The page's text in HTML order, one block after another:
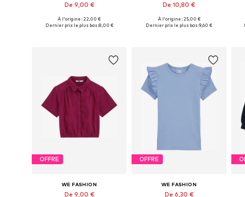
De 9,00 €
Disponible en plusieurs tailles
À l'origine : 22,00 €
Dernier prix le plus bas :8,00 €
De 10,80 €
Disponible en plusieurs tailles
À l'origine : 25,00 €
Dernier prix le plus bas :9,60 €
OFFRE
WE FASHION
De 9,00 €
OFFRE
WE FASHION
De 6,30 €